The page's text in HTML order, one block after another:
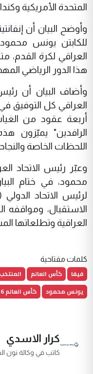
المتحدة الأمريكية
وأوضح البيان أن
للكابتن يونس محمود
العراقي لكرة القدم،
هذا الدور الرياضي
وأضاف البيان أن
العراقي كل التوفيق في
أربعة عقود من
الرافدين" يميّزون
اللحظات الخاصة
وعبّر رئيس الاتحاد
محمود، في ختام
الاستقبال، ومواقفه
العراقية وتطلعاتها
كلمات مفتاحية
فيفا كأس العالم
يونس محمود
كأس العالم 2026
كرار الاسدي
كاتب في وكالة نون